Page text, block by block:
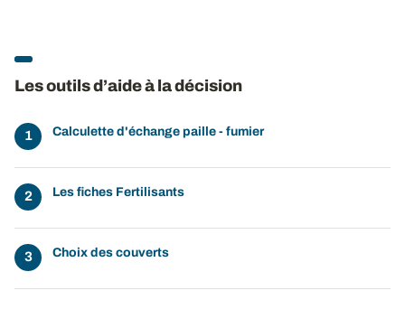
Les outils d’aide à la décision
Calculette d'échange paille - fumier
Les fiches Fertilisants
Choix des couverts